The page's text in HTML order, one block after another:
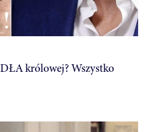
królowej? Wszystko